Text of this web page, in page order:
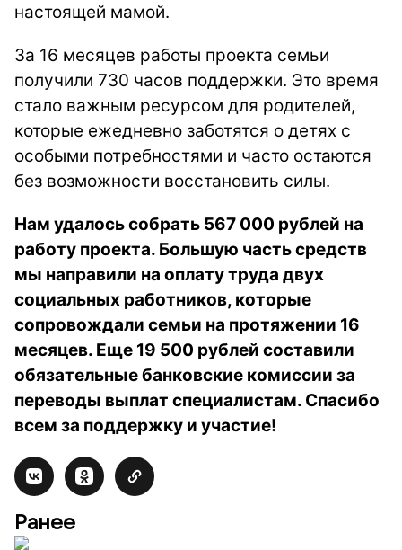
настоящей мамой.
За 16 месяцев работы проекта семьи
получили 730 часов поддержки. Это время
стало важным ресурсом для родителей,
которые ежедневно заботятся о детях с
особыми потребностями и часто остаются
без возможности восстановить силы.
Нам удалось собрать 567 000 рублей на
работу проекта. Большую часть средств
мы направили на оплату труда двух
социальных работников, которые
сопровождали семьи на протяжении 16
месяцев. Еще 19 500 рублей составили
обязательные банковские комиссии за
переводы выплат специалистам. Спасибо
всем за поддержку и участие!
Ранее